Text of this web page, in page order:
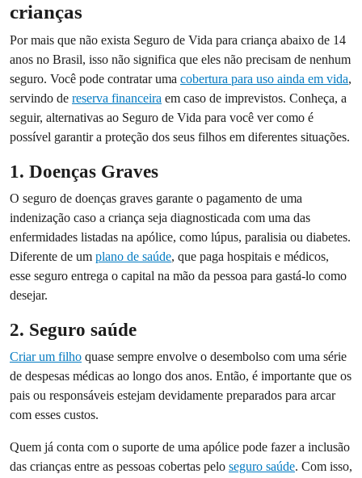
crianças
Por mais que não exista Seguro de Vida para criança abaixo de 14
anos no Brasil, isso não significa que eles não precisam de nenhum
seguro. Você pode contratar uma cobertura para uso ainda em vida,
servindo de reserva financeira em caso de imprevistos. Conheça, a
seguir, alternativas ao Seguro de Vida para você ver como é
possível garantir a proteção dos seus filhos em diferentes situações.
1. Doenças Graves
O seguro de doenças graves garante o pagamento de uma
indenização caso a criança seja diagnosticada com uma das
enfermidades listadas na apólice, como lúpus, paralisia ou diabetes.
Diferente de um plano de saúde, que paga hospitais e médicos,
esse seguro entrega o capital na mão da pessoa para gastá-lo como
desejar.
2. Seguro saúde
Criar um filho quase sempre envolve o desembolso com uma série
de despesas médicas ao longo dos anos. Então, é importante que os
pais ou responsáveis estejam devidamente preparados para arcar
com esses custos.
Quem já conta com o suporte de uma apólice pode fazer a inclusão
das crianças entre as pessoas cobertas pelo seguro saúde. Com isso,